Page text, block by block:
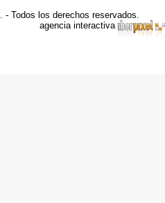
Todos los derechos reservados.
agencia interactiva